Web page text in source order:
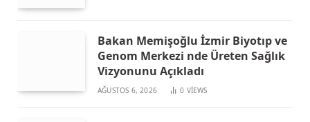
Bakan Memişoğlu İzmir Biyotıp ve
Genom Merkezi nde Üreten Sağlık
Vizyonunu Açıkladı
AĞUSTOS 6, 2026 0 VIEWS